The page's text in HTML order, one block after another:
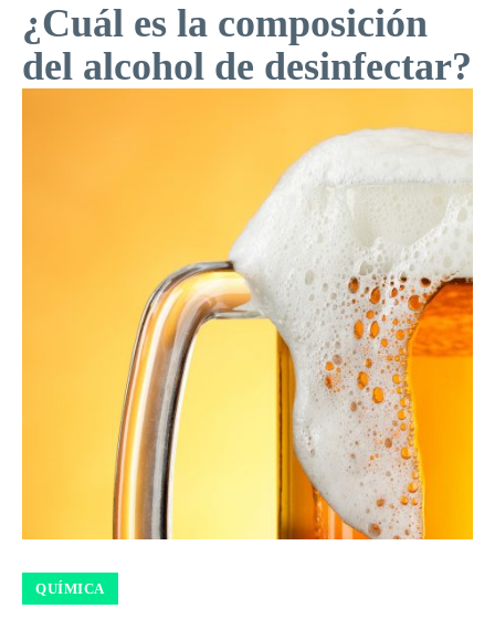
¿Cuál es la composición
del alcohol de desinfectar?
QUÍMICA